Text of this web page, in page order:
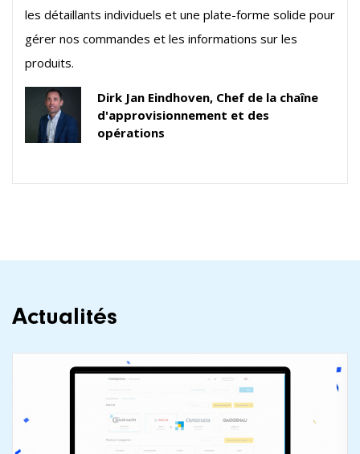
les détaillants individuels et une plate-forme solide pour
gérer nos commandes et les informations sur les
produits.
Dirk Jan Eindhoven, Chef de la chaîne
d'approvisionnement et des
opérations
Actualités